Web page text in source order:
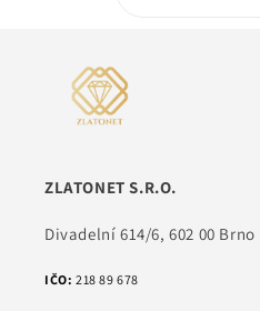
ZLATONET S.R.O.
Divadelní 614/6, 602 00 Brno
IČO: 218 89 678